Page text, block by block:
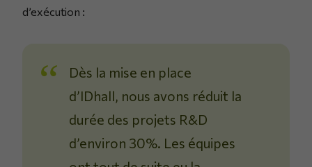
d’exécution :
Dès la mise en place
d’IDhall, nous avons réduit la
durée des projets R&D
d’environ 30%. Les équipes